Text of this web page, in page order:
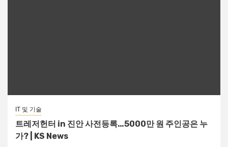
IT 및 기술
트레저헌터 in 진안 사전등록…5000만 원 주인공은 누
가? | KS News